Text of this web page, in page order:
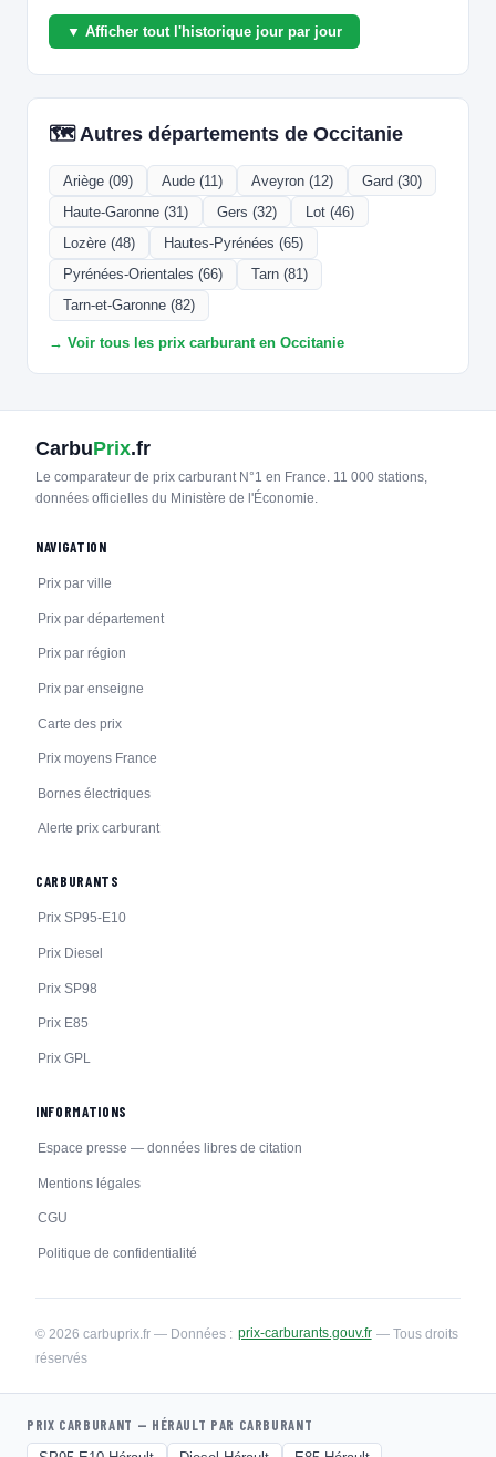
▼ Afficher tout l'historique jour par jour
🗺️ Autres départements de Occitanie
Ariège (09) Aude (11) Aveyron (12)
Gard (30)
Haute-Garonne (31)
Gers (32)
Lot (46)
Lozère (48)
Hautes-Pyrénées (65)
Pyrénées-Orientales (66)
Tarn (81)
Tarn-et-Garonne (82)
→ Voir tous les prix carburant en Occitanie
CarbuPrix.fr
Le comparateur de prix carburant N°1 en France. 11 000 stations,
données officielles du Ministère de l'Économie.
NAVIGATION
Prix par ville
Prix par département
Prix par région
Prix par enseigne
Carte des prix
Prix moyens France
Bornes électriques
Alerte prix carburant
CARBURANTS
Prix SP95-E10
Prix Diesel
Prix SP98
Prix E85
Prix GPL
INFORMATIONS
Espace presse — données libres de citation
Mentions légales
CGU
Politique de confidentialité
© 2026 carbuprix.fr — Données : prix-carburants.gouv.fr — Tous droits
réservés
PRIX CARBURANT — HÉRAULT PAR CARBURANT